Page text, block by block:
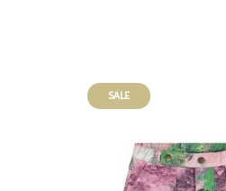
SALE